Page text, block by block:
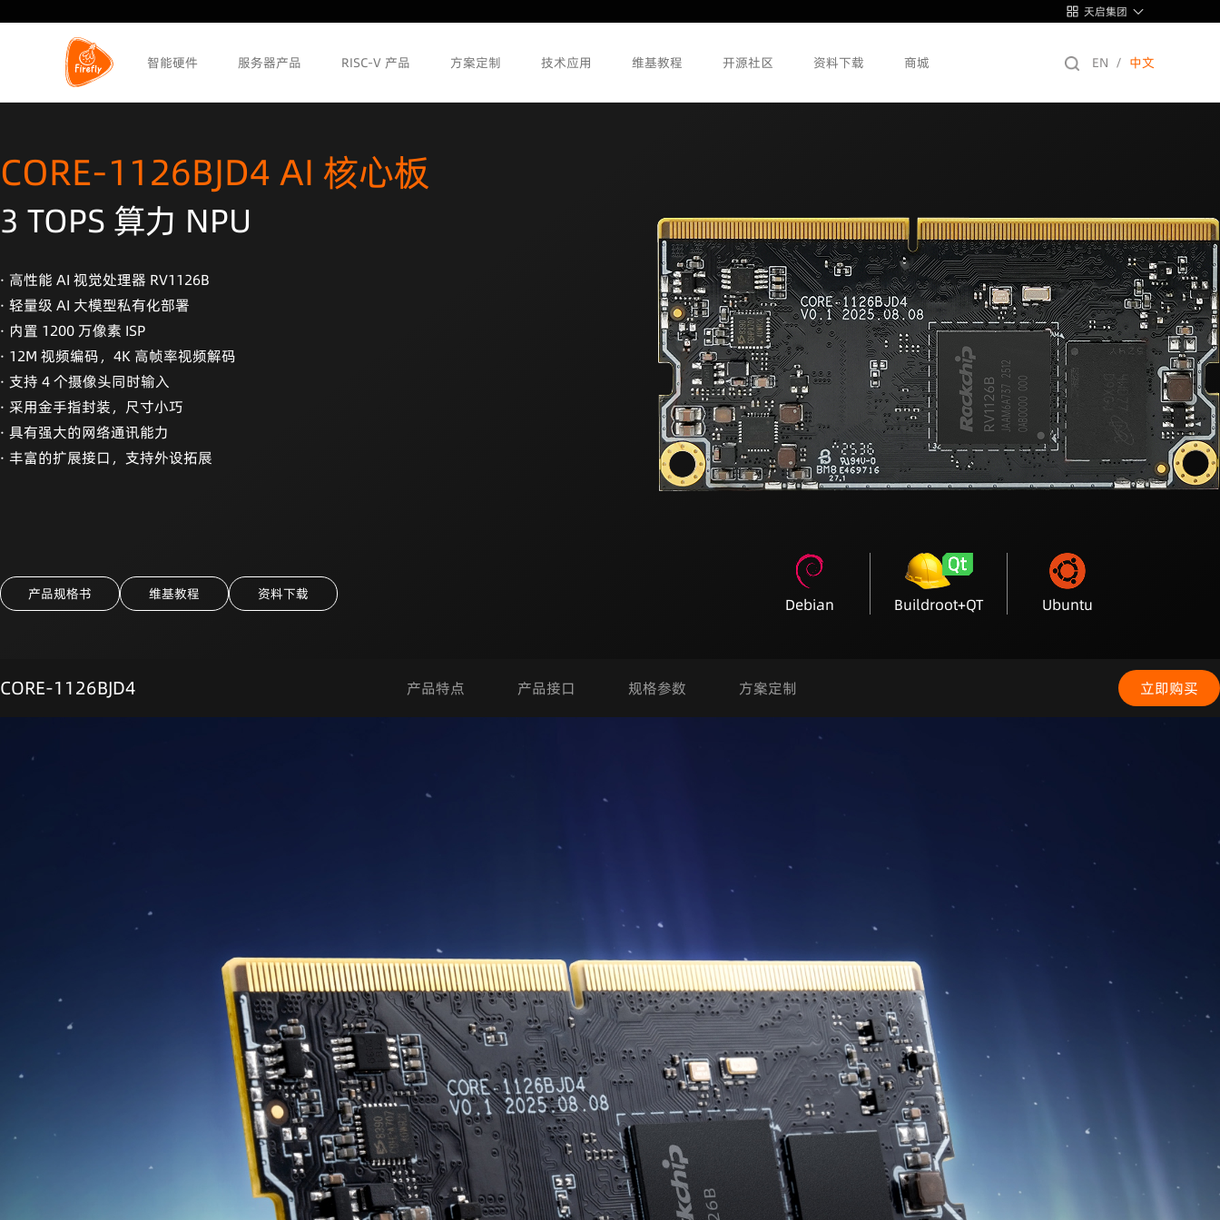
天启集团
智能硬件 服务器产品 RISC-V 产品 方案定制 技术应用 维基教程 开源社区 资料下载 商城 EN / 中文
CORE-1126BJD4 AI 核心板
3 TOPS 算力 NPU
· 高性能 AI 视觉处理器 RV1126B
· 轻量级 AI 大模型私有化部署
· 内置 1200 万像素 ISP
· 12M 视频编码，4K 高帧率视频解码
· 支持 4 个摄像头同时输入
· 采用金手指封装，尺寸小巧
· 具有强大的网络通讯能力
· 丰富的扩展接口，支持外设拓展
产品规格书 维基教程 资料下载
Debian Buildroot+QT Ubuntu
CORE-1126BJD4 产品特点 产品接口 规格参数 方案定制 立即购买